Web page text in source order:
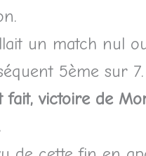
un match nul
5ème sur 7.
fait, victoire de